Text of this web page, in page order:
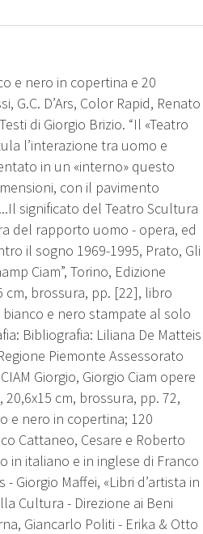
e nero in copertina e 20
D’Ars, Color Rapid, Renato
di Giorgio Brizio. “Il «Teatro
l’interazione tra uomo e
in un «interno» questo
con il pavimento
significato del Teatro Scultura
del rapporto uomo - opera, ed
il sogno 1969-1995, Prato, Gli
Ciam”, Torino, Edizione
cm, brossura, pp. [22], libro
e nero stampate al solo
Bibliografia: Liliana De Matteis
Piemonte Assessorato
Giorgio, Giorgio Ciam opere
cm, brossura, pp. 72,
e nero in copertina; 120
Cattaneo, Cesare e Roberto
in italiano e in inglese di Franco
Giorgio Maffei, «Libri d’artista in
Cultura - Direzione ai Beni
Giancarlo Politi - Erika & Otto